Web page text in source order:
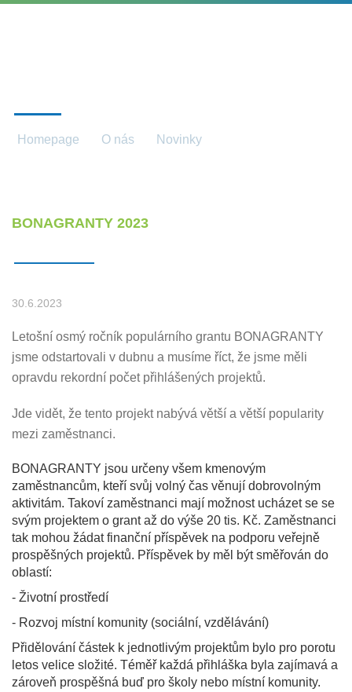
Homepage O nás Novinky
BONAGRANTY 2023
30.6.2023
Letošní osmý ročník populárního grantu BONAGRANTY
jsme odstartovali v dubnu a musíme říct, že jsme měli
opravdu rekordní počet přihlášených projektů.
Jde vidět, že tento projekt nabývá větší a větší popularity
mezi zaměstnanci.
BONAGRANTY jsou určeny všem kmenovým
zaměstnancům, kteří svůj volný čas věnují dobrovolným
aktivitám. Takoví zaměstnanci mají možnost ucházet se se
svým projektem o grant až do výše 20 tis. Kč. Zaměstnanci
tak mohou žádat finanční příspěvek na podporu veřejně
prospěšných projektů. Příspěvek by měl být směřován do
oblastí:
- Životní prostředí
- Rozvoj místní komunity (sociální, vzdělávání)
Přidělování částek k jednotlivým projektům bylo pro porotu
letos velice složité. Téměř každá přihláška byla zajímavá a
zároveň prospěšná buď pro školy nebo místní komunity.